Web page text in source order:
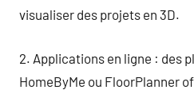
visualiser des projets en 3D.
2. Applications en ligne : des
HomeByMe ou FloorPlanner